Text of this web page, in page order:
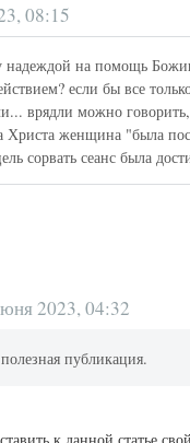
08:15
надеждой на помощь
если бы все
врядли можно
Христа женщина "была
сорвать сеанс была
2023, 04:32
публикация.